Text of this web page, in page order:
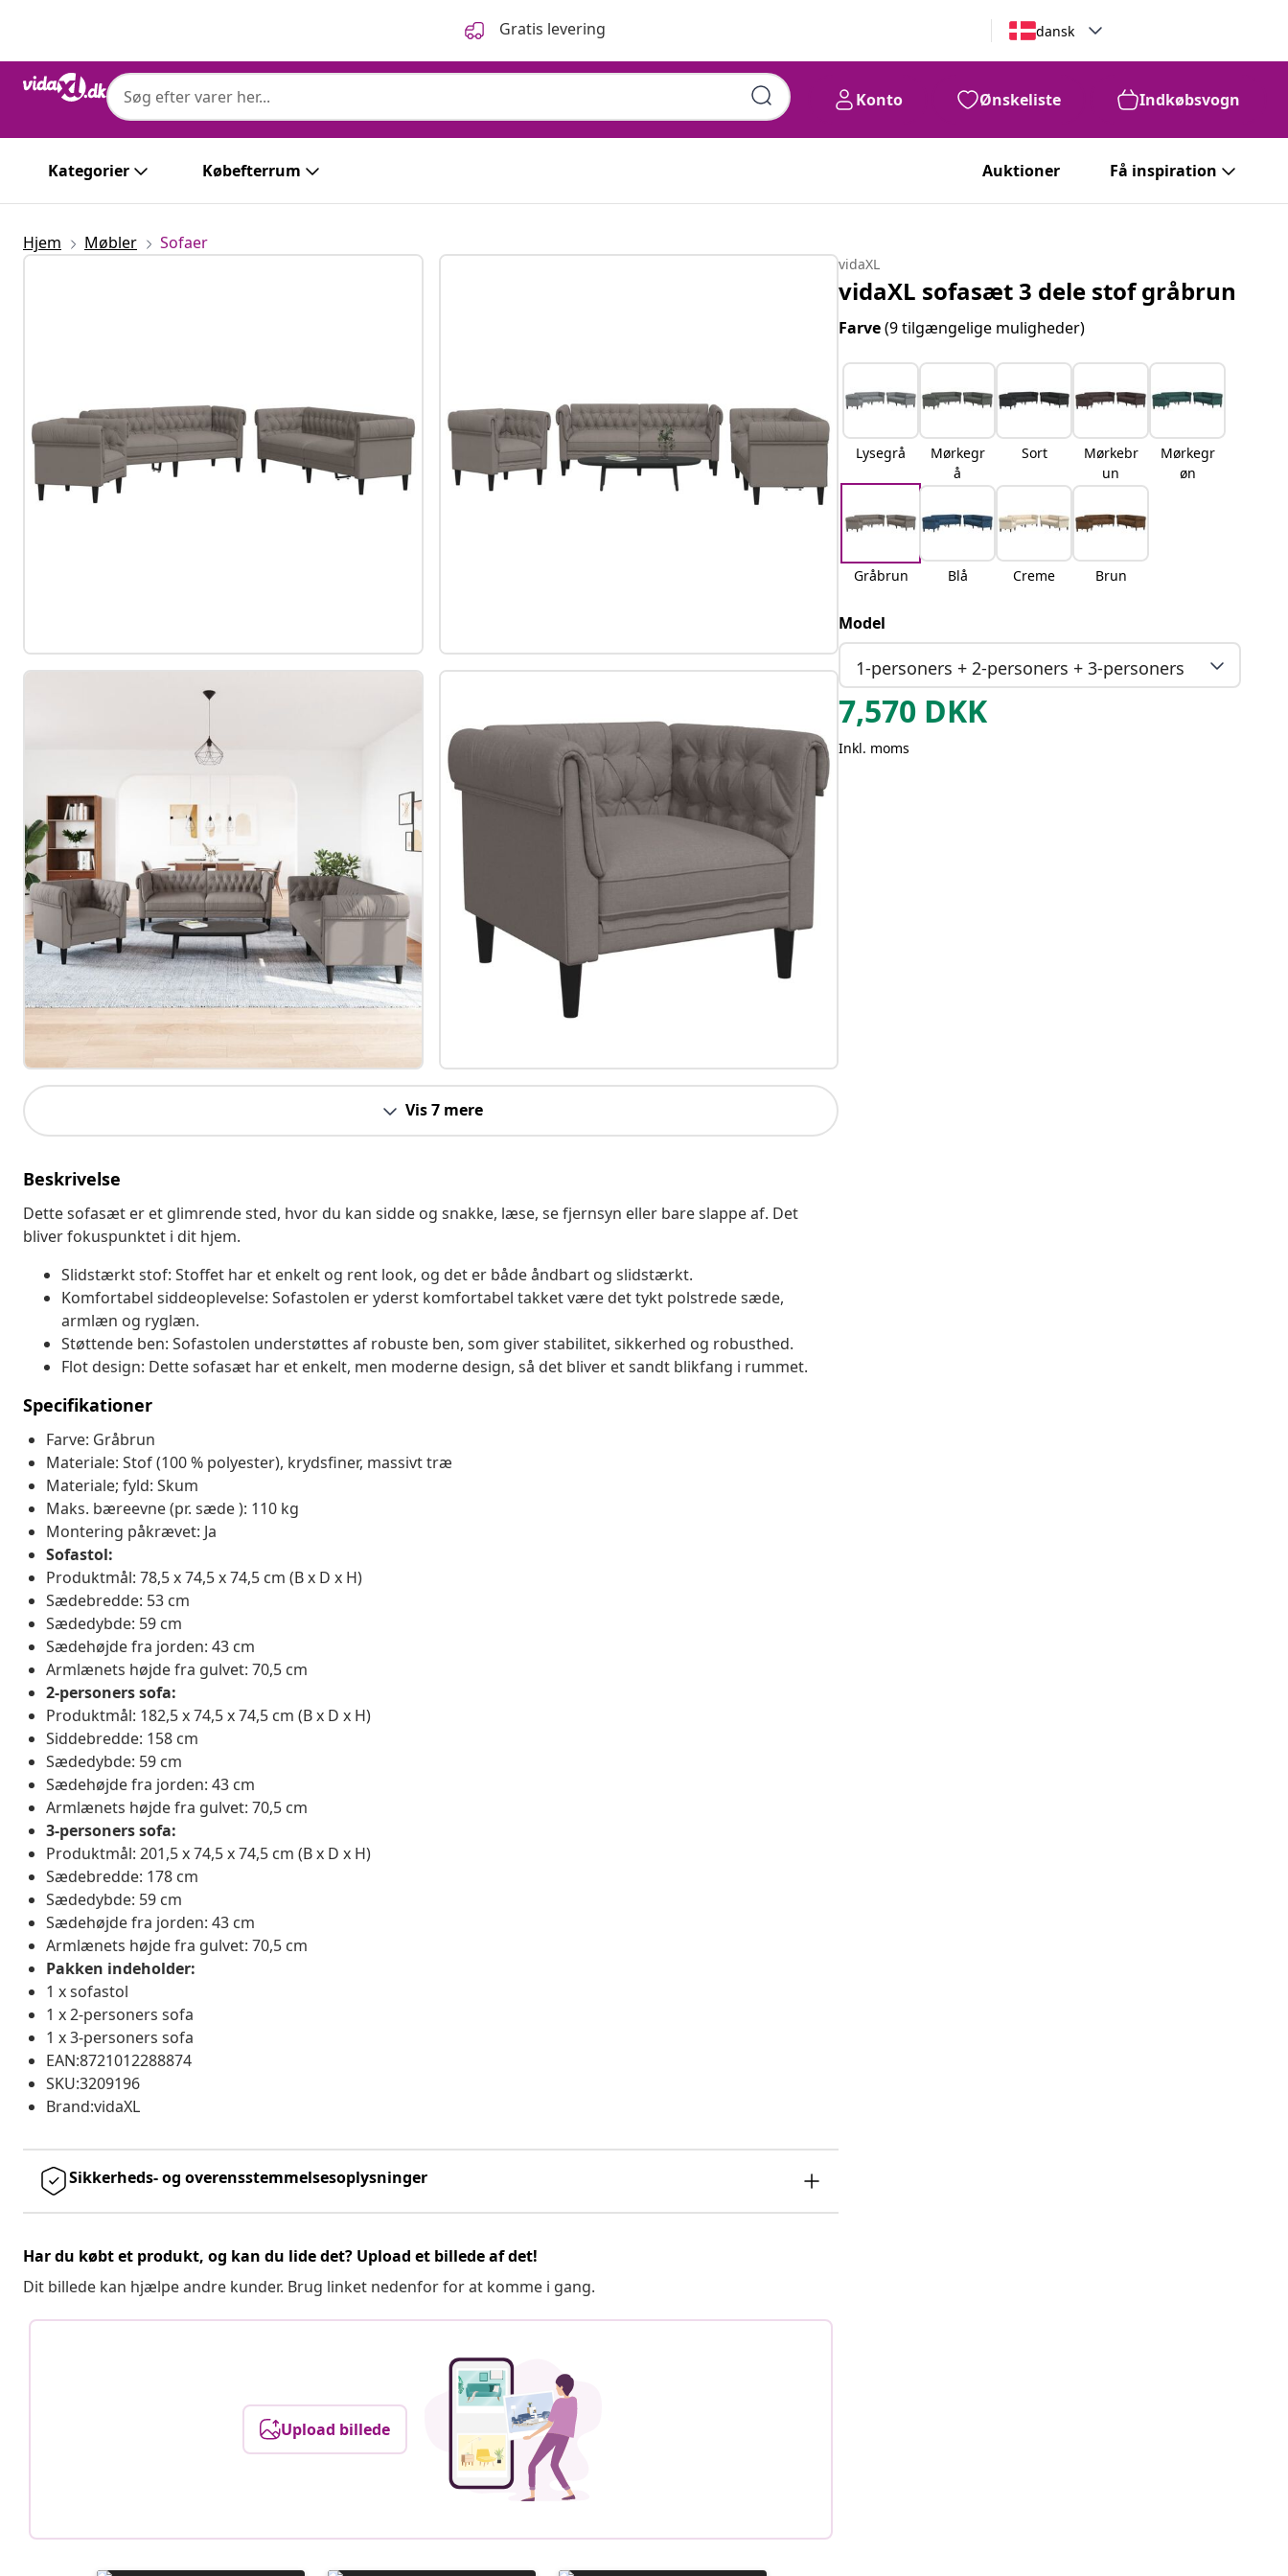
Gratis levering dansk
Konto Ønskeliste Indkøbsvogn
Kategorier Købefterrum Auktioner Få inspiration
Hjem Møbler Sofaer
Vis 7 mere
Beskrivelse
Dette sofasæt er et glimrende sted, hvor du kan sidde og snakke, læse, se fjernsyn eller bare slappe af. Det
bliver fokuspunktet i dit hjem.
Slidstærkt stof: Stoffet har et enkelt og rent look, og det er både åndbart og slidstærkt.
Komfortabel siddeoplevelse: Sofastolen er yderst komfortabel takket være det tykt polstrede sæde,
armlæn og ryglæn.
Støttende ben: Sofastolen understøttes af robuste ben, som giver stabilitet, sikkerhed og robusthed.
Flot design: Dette sofasæt har et enkelt, men moderne design, så det bliver et sandt blikfang i rummet.
Specifikationer
Farve: Gråbrun
Materiale: Stof (100 % polyester), krydsfiner, massivt træ
Materiale; fyld: Skum
Maks. bæreevne (pr. sæde ): 110 kg
Montering påkrævet: Ja
Sofastol:
Produktmål: 78,5 x 74,5 x 74,5 cm (B x D x H)
Sædebredde: 53 cm
Sædedybde: 59 cm
Sædehøjde fra jorden: 43 cm
Armlænets højde fra gulvet: 70,5 cm
2-personers sofa:
Produktmål: 182,5 x 74,5 x 74,5 cm (B x D x H)
Siddebredde: 158 cm
Sædedybde: 59 cm
Sædehøjde fra jorden: 43 cm
Armlænets højde fra gulvet: 70,5 cm
3-personers sofa:
Produktmål: 201,5 x 74,5 x 74,5 cm (B x D x H)
Sædebredde: 178 cm
Sædedybde: 59 cm
Sædehøjde fra jorden: 43 cm
Armlænets højde fra gulvet: 70,5 cm
Pakken indeholder:
1 x sofastol
1 x 2-personers sofa
1 x 3-personers sofa
EAN:8721012288874
SKU:3209196
Brand:vidaXL
Sikkerheds- og overensstemmelsesoplysninger
Har du købt et produkt, og kan du lide det? Upload et billede af det!
Dit billede kan hjælpe andre kunder. Brug linket nedenfor for at komme i gang.
Upload billede
vidaXL
vidaXL sofasæt 3 dele stof gråbrun
Farve(9 tilgængelige muligheder)
Lysegrå
Mørkegr
å
Sort
Mørkebr
un
Mørkegr
øn
Gråbrun Blå Creme Brun
Model
1-personers + 2-personers + 3-personers
7,570 DKK
Inkl. moms